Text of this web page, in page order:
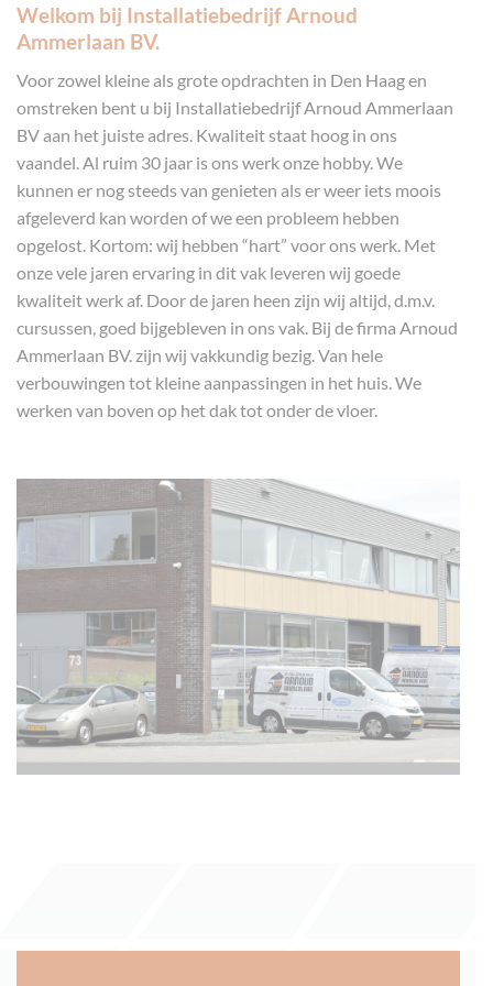
Welkom bij Installatiebedrijf Arnoud
Ammerlaan BV.
Voor zowel kleine als grote opdrachten in Den Haag en
omstreken bent u bij Installatiebedrijf Arnoud Ammerlaan
BV aan het juiste adres. Kwaliteit staat hoog in ons
vaandel. Al ruim 30 jaar is ons werk onze hobby. We
kunnen er nog steeds van genieten als er weer iets moois
afgeleverd kan worden of we een probleem hebben
opgelost. Kortom: wij hebben “hart” voor ons werk. Met
onze vele jaren ervaring in dit vak leveren wij goede
kwaliteit werk af. Door de jaren heen zijn wij altijd, d.m.v.
cursussen, goed bijgebleven in ons vak. Bij de firma Arnoud
Ammerlaan BV. zijn wij vakkundig bezig. Van hele
verbouwingen tot kleine aanpassingen in het huis. We
werken van boven op het dak tot onder de vloer.